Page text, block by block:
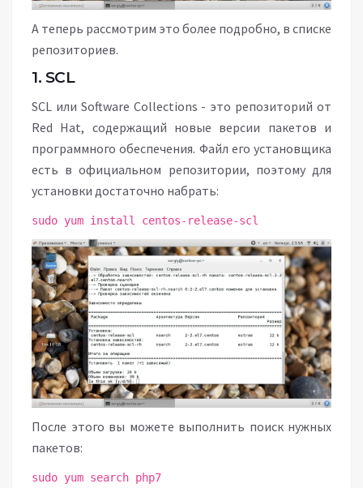
А теперь рассмотрим это более подробно, в списке
репозиториев.
1. SСL
SСL или Software Collections - это репозиторий от
Red Hat, содержащий новые версии пакетов и
программного обеспечения. Файл его установщика
есть в официальном репозитории, поэтому для
установки достаточно набрать:
sudo yum install centos-release-scl
После этого вы можете выполнить поиск нужных
пакетов:
sudo yum search php7